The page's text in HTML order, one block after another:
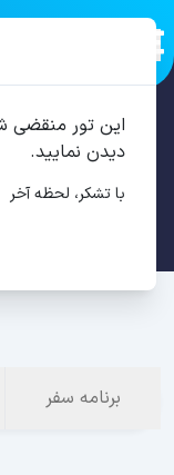
برنامه سفر
این تور منقضی
دیدن نمایید.
با تشکر، لحظه آخر